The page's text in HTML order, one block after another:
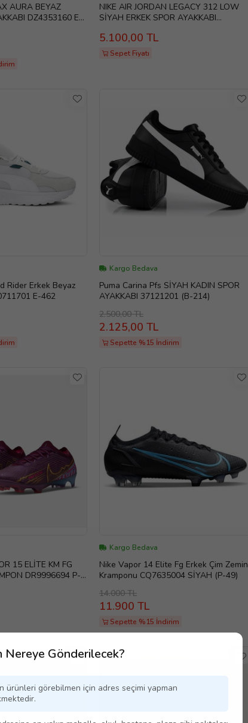
Nereye Gönderilecek?
ürünleri görebilmen için adres seçimi yapman
AURA BEYAZ
DZ4353160 E-
NIKE AIR JORDAN LEGACY 312 LOW
SİYAH ERKEK SPOR AYAKKABI
5.100,00 TL
Sepet Fiyatı
Rider Erkek Beyaz
E-462
Kargo Bedava
Puma Carina Pfs SİYAH KADIN SPOR
AYAKKABI 37121201 (B-214)
2.500,00 TL
2.125,00 TL
Sepette %15 İndirim
15 ELİTE KM FG
DR9996694 P-
Kargo Bedava
Nike Vapor 14 Elite Fg Erkek Çim Zemin
Kramponu CQ7635004 SİYAH (P-49)
14.000 TL
11.900 TL
Sepette %15 İndirim